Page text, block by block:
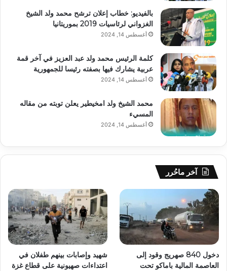
بالفيديو: خطاب إعلان ترشح محمد ولد الشيخ
الغزواني لرئاسيات 2019 بموريتانيا
أغسطس 14, 2024
كلمة الرئيس محمد ولد عبد العزيز في آخر قمة
عربية يشارك فيها بصفته رئيسا للجمهورية
أغسطس 14, 2024
محمد الشيخ ولد امخيطير يعلن توبته من مقاله
المسيء
أغسطس 14, 2024
آخر ماحُرر
دخول 840 صهريج وقود إلى
العاصمة المالية باماكو تحت
شهيد وإصابات بينهم طفلان في
اعتداءات صهيونية على قطاع غزة